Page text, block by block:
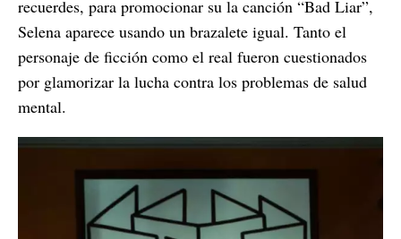
recuerdes, para promocionar su la canción “Bad Liar”,
Selena aparece usando un brazalete igual. Tanto el
personaje de ficción como el real fueron cuestionados
por glamorizar la lucha contra los problemas de salud
mental.